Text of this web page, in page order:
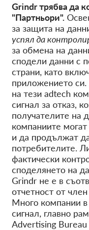
Grindr трябва да
"Партньори".
за защита на
успял да
за обмена на
сподели данни с
страни, като
приложението
на тези adtech
сигнал за отказ,
получателите на
компаниите
и да продължат
потребителите.
фактически
споделянето на
Grindr не е в
отчетност от
Много компании
сигнал, главно
Advertising Bureau